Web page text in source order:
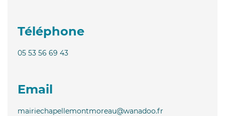
Téléphone
05 53 56 69 43
Email
mairiechapellemontmoreau@wanadoo.fr